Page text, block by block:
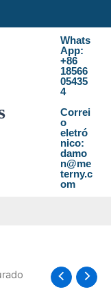
Whats
App:
+86
18566
05435
4
Correi
o
eletró
nico:
damo
n@me
terny.c
om